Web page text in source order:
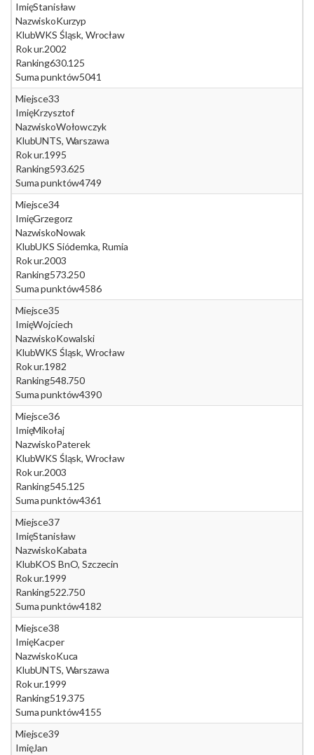
ImięStanisław
NazwiskoKurzyp
KlubWKS Śląsk, Wrocław
Rok ur.2002
Ranking630.125
Suma punktów5041
Miejsce33
ImięKrzysztof
NazwiskoWołowczyk
KlubUNTS, Warszawa
Rok ur.1995
Ranking593.625
Suma punktów4749
Miejsce34
ImięGrzegorz
NazwiskoNowak
KlubUKS Siódemka, Rumia
Rok ur.2003
Ranking573.250
Suma punktów4586
Miejsce35
ImięWojciech
NazwiskoKowalski
KlubWKS Śląsk, Wrocław
Rok ur.1982
Ranking548.750
Suma punktów4390
Miejsce36
ImięMikołaj
NazwiskoPaterek
KlubWKS Śląsk, Wrocław
Rok ur.2003
Ranking545.125
Suma punktów4361
Miejsce37
ImięStanisław
NazwiskoKabata
KlubKOS BnO, Szczecin
Rok ur.1999
Ranking522.750
Suma punktów4182
Miejsce38
ImięKacper
NazwiskoKuca
KlubUNTS, Warszawa
Rok ur.1999
Ranking519.375
Suma punktów4155
Miejsce39
ImięJan